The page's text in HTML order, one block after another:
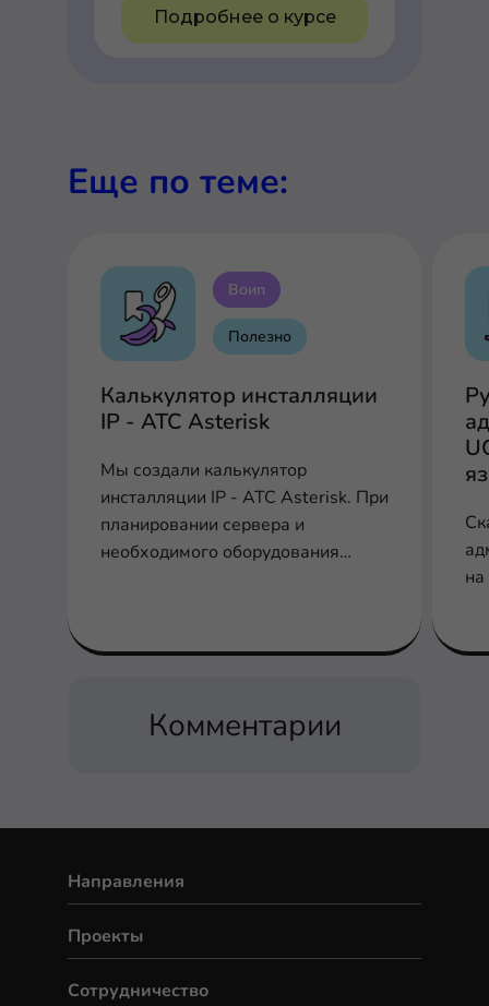
Подробнее о курсе
Еще по теме:
Воип
Полезно
Калькулятор инсталляции
IP - АТС Asterisk
Мы создали калькулятор
инсталляции IP - АТС Asterisk. При
планировании сервера и
необходимого оборудования
Комментарии
Направления
Сотрудничество
Проекты